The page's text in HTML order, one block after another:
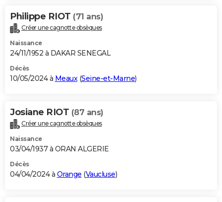
Philippe RIOT (71 ans)
Créer une cagnotte obsèques
Naissance
24/11/1952 à DAKAR SENEGAL
Décès
10/05/2024 à Meaux(Seine-et-Marne)
Josiane RIOT (87 ans)
Créer une cagnotte obsèques
Naissance
03/04/1937 à ORAN ALGERIE
Décès
04/04/2024 à Orange (Vaucluse)